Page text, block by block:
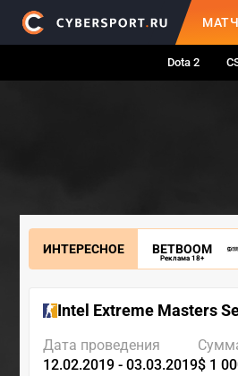
Dota 2
ИНТЕРЕСНОЕ BETBOOM
Реклама 18+
Intel Extreme Masters
Дата проведения
12.02.2019 - 03.03.2019$ 1